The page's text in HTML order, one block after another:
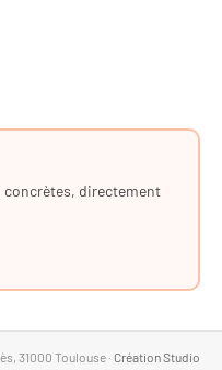
directement
31000 Toulouse · Création Studio